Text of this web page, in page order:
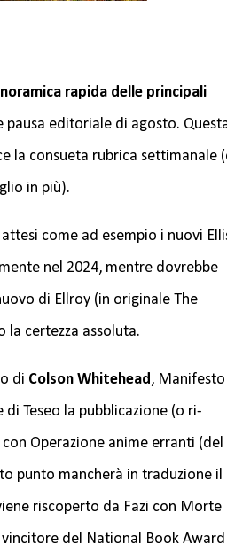
rapida delle principali
editoriale di agosto.
la consueta rubrica settimanale
in più).
come ad esempio i nuovi
nel 2024, mentre dovrebbe
di Ellroy (in originale The
la certezza assoluta.
di Colson Whitehead, Manifesto
Teseo la pubblicazione (o ri-
con Operazione anime erranti (del
punto mancherà in traduzione il
riscoperto da Fazi con Morte
del National Book Award